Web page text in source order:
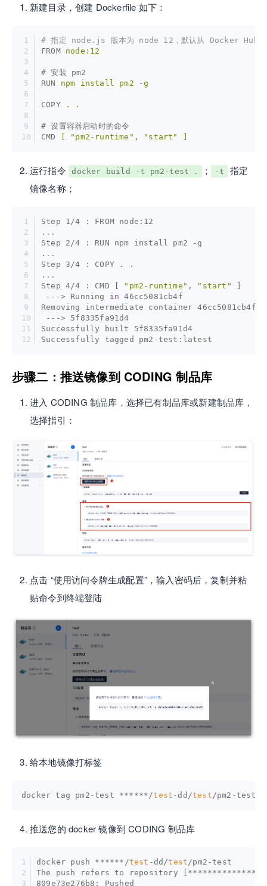
新建目录，创建 Dockerfile 如下：
# 指定 node.js 版本为 node 12，默认从 Docker Hub
FROM
node:12
# 安装 pm2
RUN
npm install pm2 -g
COPY . .
# 设置容器启动时的命令
CMD
[ "pm2-runtime", "start" ]
运行指令 docker build -t pm2-test . ； -t
指定
镜像名称；
Step 1/4 : FROM node:12
...
Step 2/4 : RUN npm install pm2 -g
...
Step 3/4 : COPY . .
...
Step 4/4 : CMD [
"pm2-runtime" , "start"
---> Running in 46cc5081cb4f
Removing intermediate container 46cc5081cb4f
---> 5f8335fa91d4
Successfully built 5f8335fa91d4
Successfully tagged pm2-test:latest
步骤二：推送镜像到 CODING 制品库
进入 CODING 制品库，选择已有制品库或新建制品库，
选择指引：
点击 “使用访问令牌生成配置”，输入密码后，复制并粘
贴命令到终端登陆
给本地镜像打标签
docker tag pm2-test ******/test -dd/test/pm2-test
推送您的 docker 镜像到 CODING 制品库
docker push ******/test -dd/test/pm2-test
The push refers to repository
809e73e276b8: Pushed